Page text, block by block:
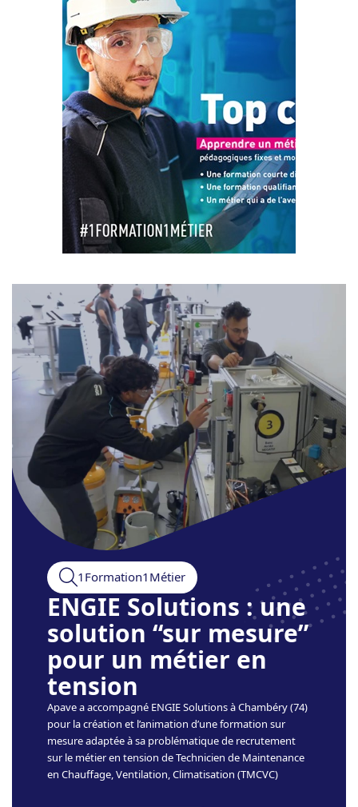
1Formation1Métier
ENGIE Solutions : une
solution “sur mesure”
pour un métier en
tension
Apave a accompagné ENGIE Solutions à Chambéry (74)
pour la création et l’animation d’une formation sur
mesure adaptée à sa problématique de recrutement
sur le métier en tension de Technicien de Maintenance
en Chauffage, Ventilation, Climatisation (TMCVC)